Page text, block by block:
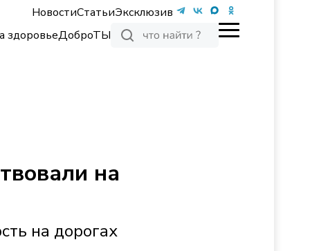
НовостиСтатьиЭксклюзив
здоровьеДоброТЫ
на
на дорогах